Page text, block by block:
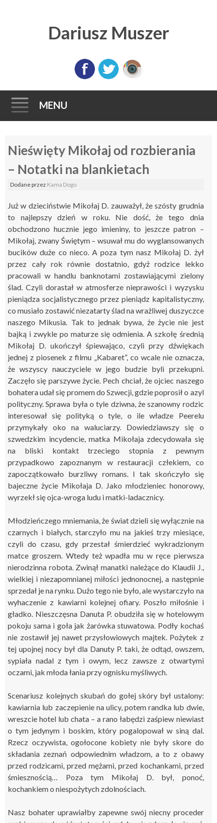
Dariusz Muszer
MENU
to
Nieświęty Mikołaj od rozbierania
– Notatki na blankietach
Dodaneprzez Kama Dogo
Już w dzieciństwie Mikołaj D. zauważył, że szósty grudnia
to najlepszy dzień w roku. Nie dość, że tego dnia
obchodzono hucznie jego imieniny, to jeszcze patron –
Mikołaj, zwany Świętym – wsuwał mu do wyglansowanych
bucików duże co nieco. A poza tym nasz Mikołaj D. żył
przez cały rok równie dostatnio, gdyż rodzice lekko
pracowali w handlu banknotami zostawiającymi zielony
ślad. Czyli dorastał w atmosferze nieprawości i wyzysku
pieniądza socjalistycznego przez pieniądz kapitalistyczny,
co musiało zostawić niezatarty ślad na wrażliwej duszyczce
naszego Mikusia. Tak to jednak bywa, że życie nie jest
bajką i zwykle po maturze się odmienia. A szkołę średnią
Mikołaj D. ukończył śpiewająco, czyli przy dźwiękach
jednej z piosenek z filmu „Kabaret”, co wcale nie oznacza,
że wszyscy nauczyciele w jego budzie byli przekupni.
Zaczęło się parszywe życie. Pech chciał, że ojciec naszego
bohatera udał się promem do Szwecji, gdzie poprosił o azyl
polityczny. Sprawa była o tyle dziwna, że szanowny rodzic
interesował się polityką o tyle, o ile władze Peerelu
przymykały oko na waluciarzy. Dowiedziawszy się o
szwedzkim incydencie, matka Mikołaja zdecydowała się
na bliski kontakt trzeciego stopnia z pewnym
przypadkowo zapoznanym w restauracji człekiem, co
zapoczątkowało burzliwy romans. I tak skończyło się
bajeczne życie Mikołaja D. Jako młodzieniec honorowy,
wyrzekł się ojca-wroga ludu i matki-ladacznicy.
Młodzieńczego mniemania, że świat dzieli się wyłącznie na
czarnych i białych, starczyło mu na jakieś trzy miesiące,
czyli do czasu, gdy przestał śmierdzieć wykradzionym
matce groszem. Wtedy też wpadła mu w ręce pierwsza
nierodzinna robota. Zwinął manatki należące do Klaudii J.,
wielkiej i niezapomnianej miłości jednonocnej, a następnie
sprzedał je na rynku. Dużo tego nie było, ale wystarczyło na
wyhaczenie z kawiarni kolejnej ofiary. Poszło miłośnie i
gładko. Nieszczęsna Danuta P. obudziła się w hotelowym
pokoju sama i goła jak żarówka stuwatowa. Podły kochaś
nie zostawił jej nawet przysłowiowych majtek. Pożytek z
tej upojnej nocy był dla Danuty P. taki, że odtąd, owszem,
sypiała nadal z tym i owym, lecz zawsze z otwartymi
oczami, jak młoda łania przy ognisku myśliwych.
Scenariusz kolejnych skubań do gołej skóry był ustalony:
kawiarnia lub zaczepienie na ulicy, potem randka lub dwie,
wreszcie hotel lub chata – a rano łabędzi zaśpiew niewiast
o tym jedynym i boskim, który pogalopował w siną dal.
Rzecz oczywista, ogołocone kobiety nie były skore do
składania zeznań odpowiednim władzom, a to z obawy
przed rodzicami, przed mężami, przed kochankami, przed
śmiesznością… Poza tym Mikołaj D. był, ponoć,
kochankiem o niespożytych zdolnościach.
Nasz bohater uprawiałby zapewne swój niecny proceder